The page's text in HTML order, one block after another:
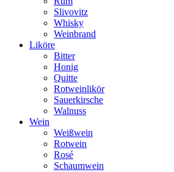
Slivovitz
Whisky
Weinbrand
Liköre
Bitter
Honig
Quitte
Rotweinlikör
Sauerkirsche
Walnuss
Wein
Weißwein
Rotwein
Rosé
Schaumwein